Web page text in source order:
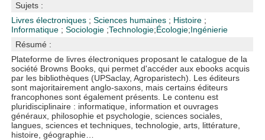
Sujets :
Livres électroniques ;Sciences humaines ; Histoire ;
Informatique ;Sociologie ;Technologie;Écologie;Ingénierie
Résumé :
Plateforme de livres électroniques proposant le catalogue de la
société Browns Books, qui permet d'accéder aux ebooks acquis
par les bibliothèques (UPSaclay, Agroparistech). Les éditeurs
sont majoritairement anglo-saxons, mais certains éditeurs
francophones sont également présents. Le contenu est
pluridisciplinaire : informatique, information et ouvrages
généraux, philosophie et psychologie, sciences sociales,
langues, sciences et techniques, technologie, arts, littérature,
histoire, géographie…